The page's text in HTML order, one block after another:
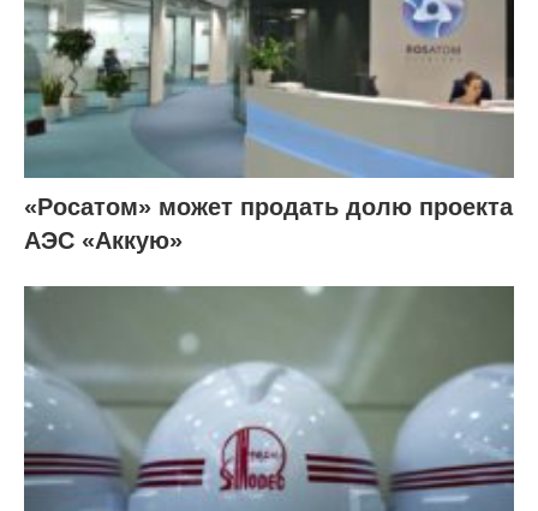
«Росатом» может продать долю проекта
АЭС «Аккую»